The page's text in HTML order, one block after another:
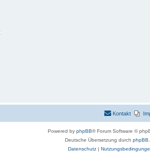
Kontakt
Powered by phpBB® Forum Software ©
Deutsche Übersetzung durch
Datenschutz|